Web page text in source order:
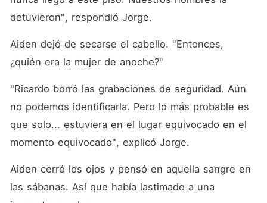
detuvieron", respondió Jorge.
Aiden dejó de secarse el cabello. "Entonces,
¿quién era la mujer de anoche?"
"Ricardo borró las grabaciones de seguridad. Aún
no podemos identificarla. Pero lo más probable es
que solo... estuviera en el lugar equivocado en el
momento equivocado", explicó Jorge.
Aiden cerró los ojos y pensó en aquella sangre en
las sábanas. Así que había lastimado a una